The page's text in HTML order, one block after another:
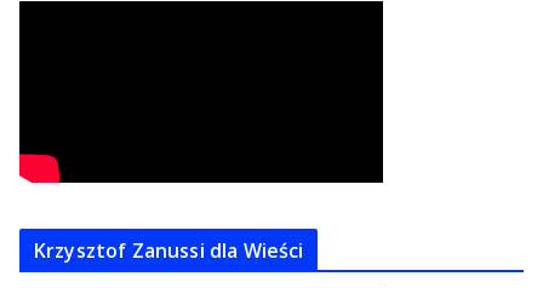
Krzysztof Zanussi dla Wieści